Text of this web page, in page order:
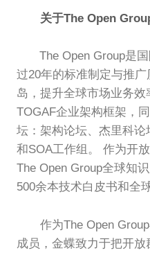
关于The Open
The Open Group是国
过20年的标准制定与推
岛，提升全球市场业务
TOGAF企业架构框架，
坛：架构论坛、杰里科
和SOA工作组。 作为开
The Open Group全球知
500余本技术白皮书和全
作为The Open Group
成员，金蝶致力于把开